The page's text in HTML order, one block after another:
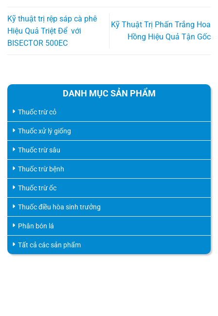
Kỹ thuật trị rệp sáp cà phê
Hiệu Quả Triệt Để với
BISECTOR 500EC
Kỹ Thuật Trị Phấn Trắng Hoa
Hồng Hiệu Quả Tận Gốc
DANH MỤC SẢN PHẨM
Thuốc trừ cỏ
Thuốc xử lý giống
Thuốc trừ sâu
Thuốc trừ bệnh
Thuốc trừ ốc
Thuốc điều hòa sinh trưởng
Phân bón lá
Tất cả các sản phẩm